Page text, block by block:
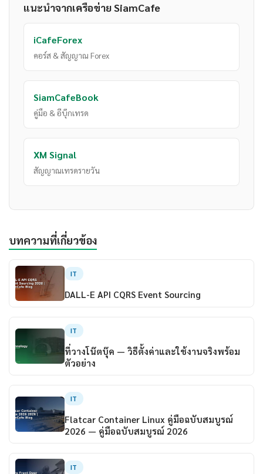
แนะนำจากเครือข่าย SiamCafe
iCafeForex
คอร์ส & สัญญาณ Forex
SiamCafeBook
คู่มือ & อีบุ๊กเทรด
XM Signal
สัญญาณเทรดรายวัน
บทความที่เกี่ยวข้อง
IT
DALL-E API CQRS Event Sourcing
IT
ที่วางโน๊ตบุ๊ค — วิธีตั้งค่าและใช้งานจริงพร้อม
ตัวอย่าง
IT
Flatcar Container Linux คู่มือฉบับสมบูรณ์
2026 — คู่มือฉบับสมบูรณ์ 2026
IT